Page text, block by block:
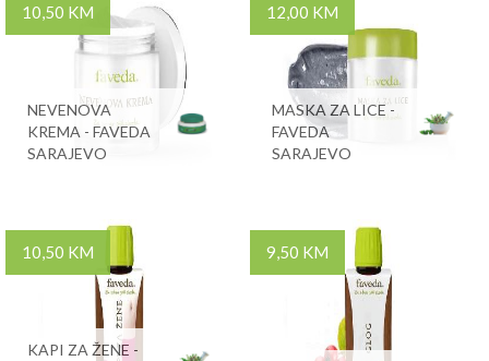
10,50 KM
NEVENOVA
KREMA - FAVEDA
SARAJEVO
12,00 KM
MASKA ZA LICE -
FAVEDA
SARAJEVO
10,50 KM
KAPI ZA ŽENE -
9,50 KM